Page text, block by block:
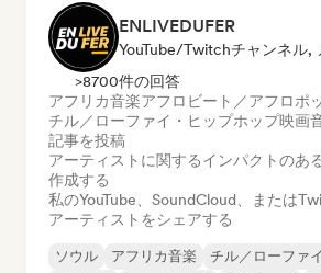
ENLIVEDUFER
>8700件の回答
アフリカ音楽アフロビート／アフロポ
チル／ローファイ・ヒップホップ映画
記事を投稿
アーティストに関するインパクトのあ
作成する
私のYouTube、SoundCloud、または
アーティストをシェアする
ソウル アフリカ音楽
チル／ローファ